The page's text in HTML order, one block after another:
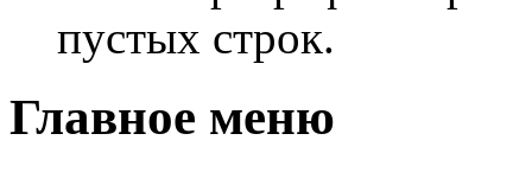
пустых строк.
Главное меню